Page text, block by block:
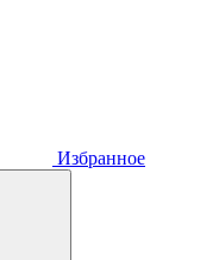
Избранное